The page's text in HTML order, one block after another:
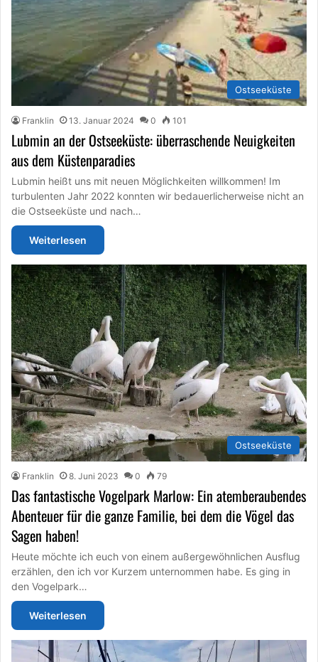
Ostseeküste
Franklin 13. Januar 2024 0 101
Lubmin an der Ostseeküste: überraschende Neuigkeiten
aus dem Küstenparadies
Lubmin heißt uns mit neuen Möglichkeiten willkommen! Im
turbulenten Jahr 2022 konnten wir bedauerlicherweise nicht an
die Ostseeküste und nach…
Weiterlesen
Ostseeküste
Franklin 8. Juni 2023 0 79
Das fantastische Vogelpark Marlow: Ein atemberaubendes
Abenteuer für die ganze Familie, bei dem die Vögel das
Sagen haben!
Heute möchte ich euch von einem außergewöhnlichen Ausflug
erzählen, den ich vor Kurzem unternommen habe. Es ging in
den Vogelpark…
Weiterlesen